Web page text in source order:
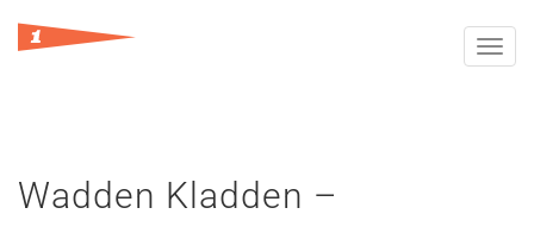
Wadden Kladden –